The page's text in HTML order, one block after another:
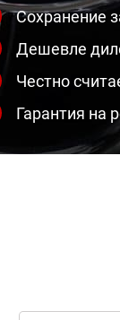
Сохранение
Дешевле
Честно
Гарантия на